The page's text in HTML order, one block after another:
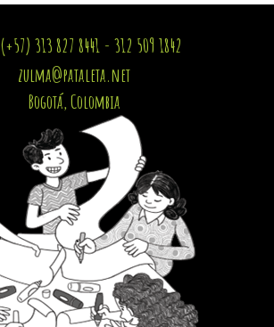
(+57) 313 827 8441 - 312 509 1842
zulma@pataleta.net
Bogotá, Colombia